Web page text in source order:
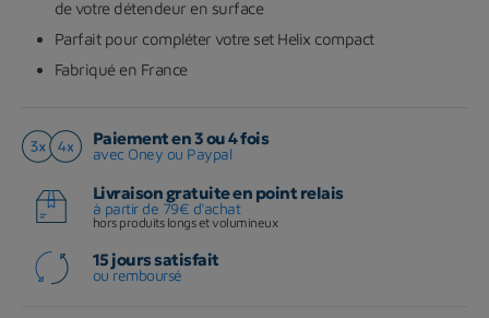
de votre détendeur en surface
Parfait pour compléter votre set Helix compact
Fabriqué en France
Paiement en 3 ou 4 fois
avec Oney ou Paypal
Livraison gratuite en point relais
à partir de 79€ d'achat
hors produits longs et volumineux
15 jours satisfait
ou remboursé